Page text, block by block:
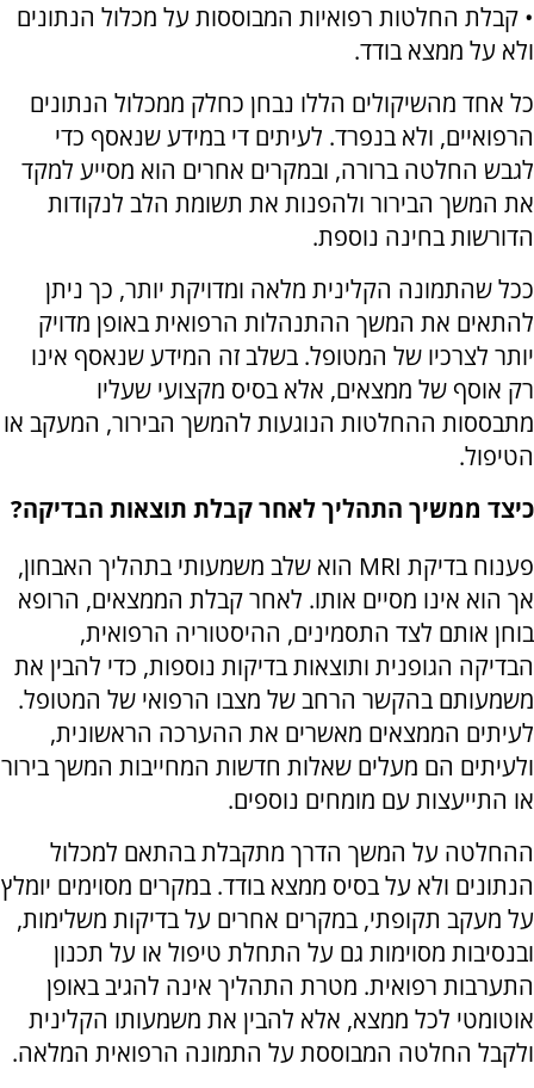
• קבלת החלטות רפואיות המבוססות על מכלול הנתונים
ולא על ממצא בודד.
כל אחד מהשיקולים הללו נבחן כחלק ממכלול הנתונים
הרפואיים, ולא בנפרד. לעיתים די במידע שנאסף כדי
לגבש החלטה ברורה, ובמקרים אחרים הוא מסייע למקד
את המשך הבירור ולהפנות את תשומת הלב לנקודות
הדורשות בחינה נוספת.
ככל שהתמונה הקלינית מלאה ומדויקת יותר, כך ניתן
להתאים את המשך ההתנהלות הרפואית באופן מדויק
יותר לצרכיו של המטופל. בשלב זה המידע שנאסף אינו
רק אוסף של ממצאים, אלא בסיס מקצועי שעליו
מתבססות ההחלטות הנוגעות להמשך הבירור, המעקב או
הטיפול.
כיצד ממשיך התהליך לאחר קבלת תוצאות הבדיקה?
פענוח בדיקת MRI הוא שלב משמעותי בתהליך האבחון,
אך הוא אינו מסיים אותו. לאחר קבלת הממצאים, הרופא
בוחן אותם לצד התסמינים, ההיסטוריה הרפואית,
הבדיקה הגופנית ותוצאות בדיקות נוספות, כדי להבין את
משמעותם בהקשר הרחב של מצבו הרפואי של המטופל.
לעיתים הממצאים מאשרים את ההערכה הראשונית,
ולעיתים הם מעלים שאלות חדשות המחייבות המשך בירור
או התייעצות עם מומחים נוספים.
ההחלטה על המשך הדרך מתקבלת בהתאם למכלול
הנתונים ולא על בסיס ממצא בודד. במקרים מסוימים יומלץ
על מעקב תקופתי, במקרים אחרים על בדיקות משלימות,
ובנסיבות מסוימות גם על התחלת טיפול או על תכנון
התערבות רפואית. מטרת התהליך אינה להגיב באופן
אוטומטי לכל ממצא, אלא להבין את משמעותו הקלינית
ולקבל החלטה המבוססת על התמונה הרפואית המלאה.